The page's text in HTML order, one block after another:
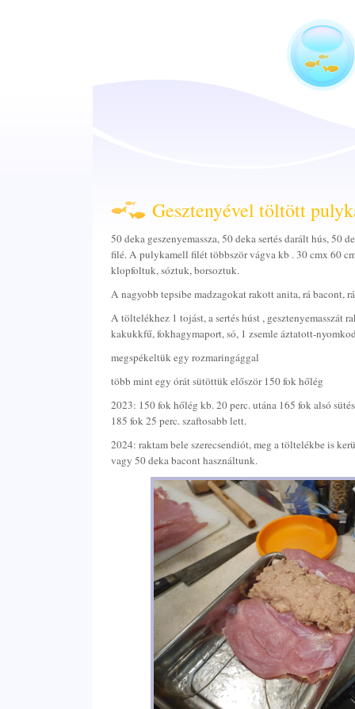
Gesztenyével töltött
50 deka geszenyemassza, 50 deka sertés darált hús, 50
filé. A pulykamell filét többször vágva kb . 30 cmx 60
klopfoltuk, sóztuk, borsoztuk.
A nagyobb tepsibe madzagokat rakott anita, rá bacont,
A töltelékhez 1 tojást, a sertés húst , gesztenyemasszát
kakukkfű, fokhagymaport, só, 1 zsemle áztatott-
megspékeltük egy rozmaringággal
több mint egy órát sütöttük először 150 fok hőlég
2023: 150 fok hőlég kb. 20 perc. utána 165 fok alsó
185 fok 25 perc. szaftosabb lett.
2024: raktam bele szerecsendiót, meg a töltelékbe is
vagy 50 deka bacont használtunk.